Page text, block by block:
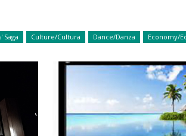
Saga Culture/Cultura Dance/Danza Economy/